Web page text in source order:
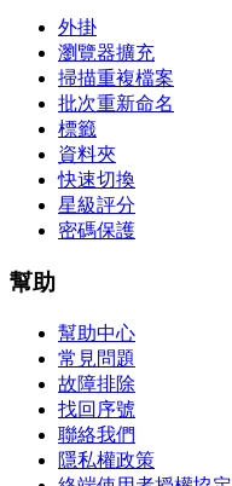
外掛
瀏覽器擴充
掃描重複檔案
批次重新命名
標籤
資料夾
快速切換
星級評分
密碼保護
幫助
幫助中心
常見問題
故障排除
找回序號
聯絡我們
隱私權政策